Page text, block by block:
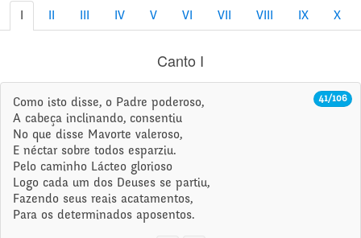
IV V VI VII VIII IX X
Canto I
41/106
Como isto disse, o Padre poderoso,
A cabeça inclinando, consentiu
No que disse Mavorte valeroso,
E néctar sobre todos esparziu.
Pelo caminho Lácteo glorioso
Logo cada um dos Deuses se partiu,
Fazendo seus reais acatamentos,
Para os determinados aposentos.